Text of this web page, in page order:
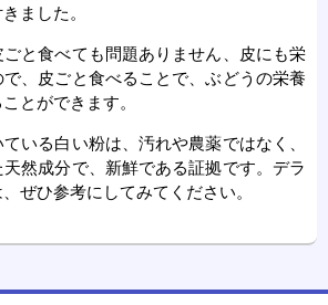
ました。
と食べても問題ありません、皮にも栄
、皮ごと食べることで、ぶどうの栄養
とができます。
いる白い粉は、汚れや農薬ではなく、
然成分で、新鮮である証拠です。デラ
ぜひ参考にしてみてください。